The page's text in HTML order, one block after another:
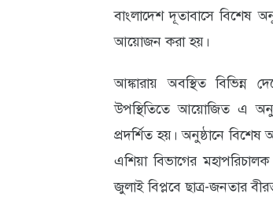
বাংলাদেশ দূতাবাসে
আয়োজন করা হয়।
আঙ্কারায় অবস্থিত বিভিন্ন
উপস্থিতিতে আয়োজিত এ
প্রদর্শিত হয়। অনুষ্ঠানে বিশেষ
এশিয়া বিভাগের মহাপরিচালক
জুলাই বিপ্লবে ছাত্র-জনতার